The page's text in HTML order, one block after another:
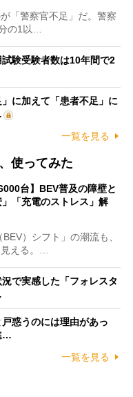
「警察官不足」だ。警察
の1以…
試験受験者数は10年間で2
に加えて「患者不足」に
一覧を見る
使ってみた
台】BEV普及の障壁と
「充電のストレス」解
）シフト」の潮流も、
える。…
で実感した「フォレスタ
惑うのには理由があっ
…
一覧を見る